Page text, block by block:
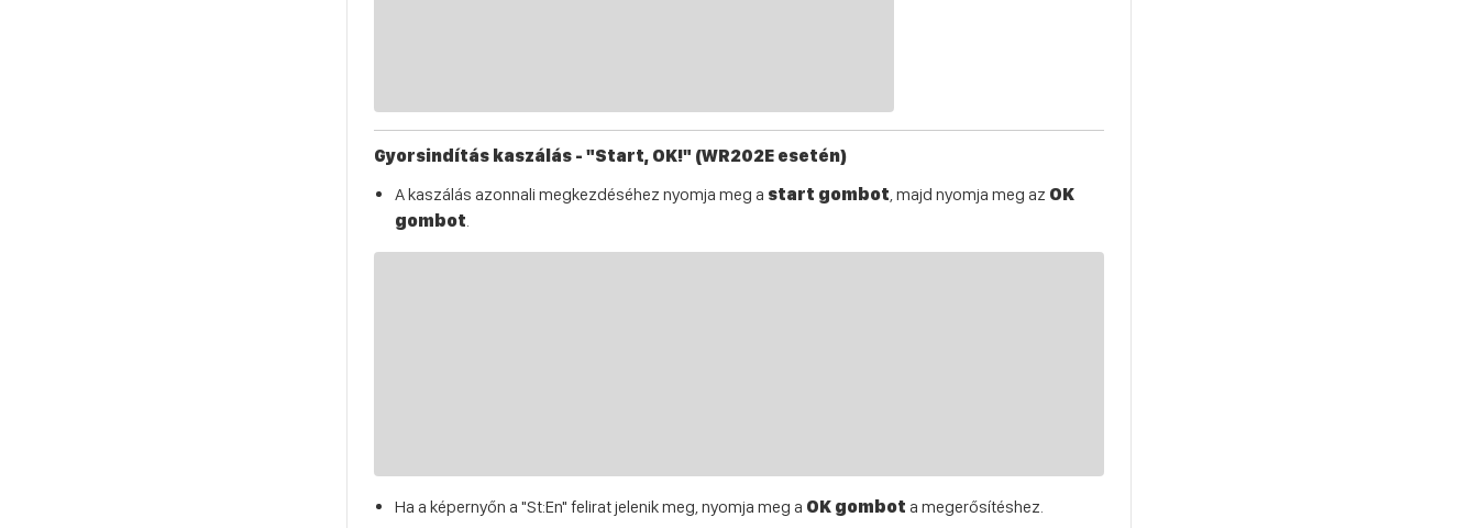
Gyorsindítás kaszálás - "Start, OK!" (WR202E esetén)
A kaszálás azonnali megkezdéséhez nyomja meg a start gombot , majd nyomja meg az OK
gombot
Ha a képernyőn a "St:En" felirat jelenik meg, nyomja meg a OK gombot a megerősítéshez.